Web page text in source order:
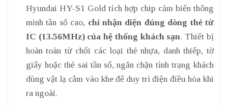
Hyundai HY-S1 Gold tích hợp chip cảm biến thông
minh tần số cao, chỉ nhận diện đúng dòng thẻ từ
IC (13.56MHz) của hệ thống khách sạn. Thiết bị
hoàn toàn từ chối các loại thẻ nhựa, danh thiếp, tờ
giấy hoặc thẻ sai tần số, ngăn chặn tình trạng khách
dùng vật lạ cắm vào khe để duy trì điện điều hòa khi
ra ngoài.